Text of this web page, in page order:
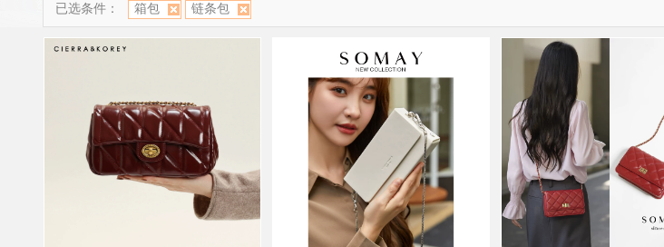
已选条件： 箱包 链条包